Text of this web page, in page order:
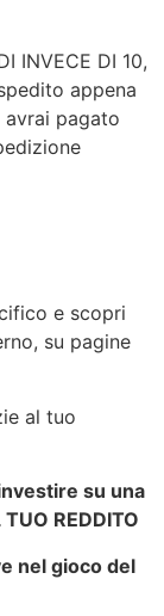
INVECE DI 10,
appena
pagato
e scopri
su pagine
al tuo
su una
REDDITO
nel gioco del